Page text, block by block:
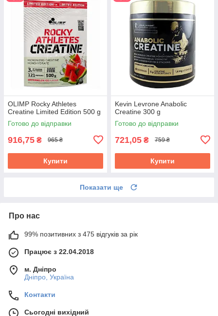
OLIMP Rocky Athletes
Creatine Limited Edition 500 g
Готово до відправки
916,75 ₴ 965 ₴
Купити
Kevin Levrone Anabolic
Creatine 300 g
Готово до відправки
721,05 ₴ 759 ₴
Купити
Показати ще
Про нас
99% позитивних з 475 відгуків за рік
Працює з 22.04.2018
м. Дніпро
Дніпро, Україна
Контакти
Сьогодні вихідний